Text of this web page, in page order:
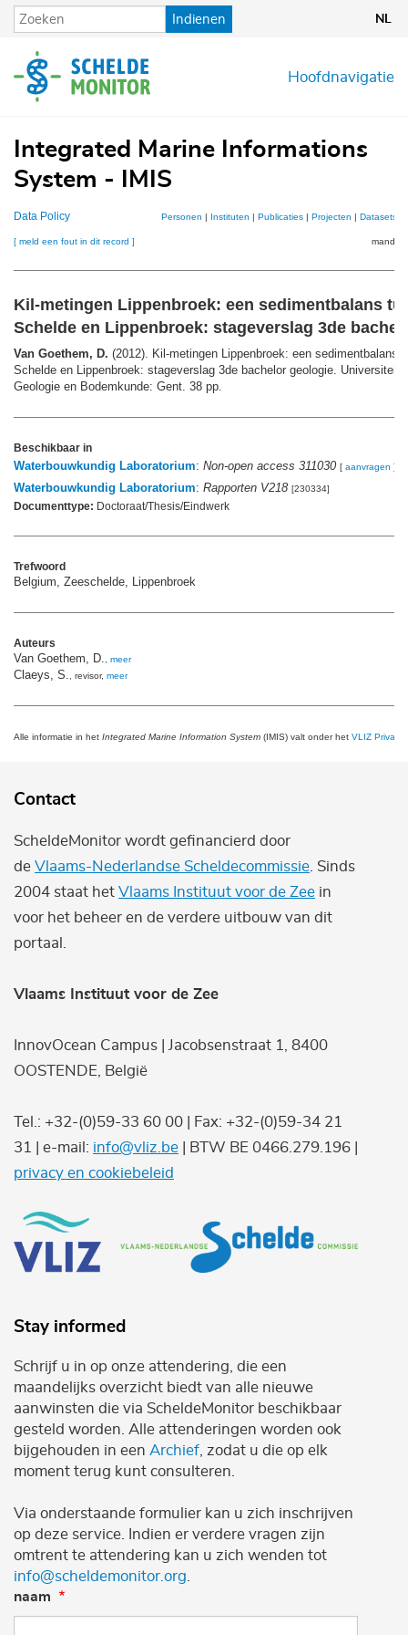
Overslaan
en
de
inhoud
Indienen NL
Hoofdnavigatie
Integrated Marine Informations
System - IMIS
Data Policy Personen | Instituten | Publicaties| Projecten | Datasets
[ meld een fout in dit record ] mandje
Kil-metingen Lippenbroek: een sedimentbalans
Schelde en Lippenbroek: stageverslag 3de
Van Goethem, D. (2012). Kil-metingen Lippenbroek: een sedimentbalans
Schelde en Lippenbroek: stageverslag 3de bachelor geologie. Universiteit
Geologie en Bodemkunde: Gent. 38 pp.
Beschikbaar in
Waterbouwkundig Laboratorium: Non-open access 311030 [ aanvragen ]
Waterbouwkundig Laboratorium: Rapporten V218 [230334]
Documenttype: Doctoraat/Thesis/Eindwerk
Trefwoord
Belgium, Zeeschelde, Lippenbroek
Auteurs
Van Goethem, D. meer
Claeys, S. , revisor, meer
Alle informatie in het Integrated Marine Information System (IMIS) valt onder het VLIZ Privacy
Contact
ScheldeMonitor wordt gefinancierd door
de Vlaams-Nederlandse Scheldecommissie . Sinds
2004 staat het Vlaams Instituut voor de Zee in
voor het beheer en de verdere uitbouw van dit
portaal.
Vlaams Instituut voor de Zee
InnovOcean Campus | Jacobsenstraat 1, 8400
OOSTENDE, België
Tel.: +32-(0)59-33 60 00 | Fax: +32-(0)59-34 21
31 | e-mail: info@vliz.be | BTW BE 0466.279.196 |
privacy en cookiebeleid
Stay informed
Schrijf u in op onze attendering, die een
maandelijks overzicht biedt van alle nieuwe
aanwinsten die via ScheldeMonitor beschikbaar
gesteld worden. Alle attenderingen worden ook
bijgehouden in een Archief , zodat u die op elk
moment terug kunt consulteren.
Via onderstaande formulier kan u zich inschrijven
op deze service. Indien er verdere vragen zijn
omtrent te attendering kan u zich wenden tot
info@scheldemonitor.org
naam